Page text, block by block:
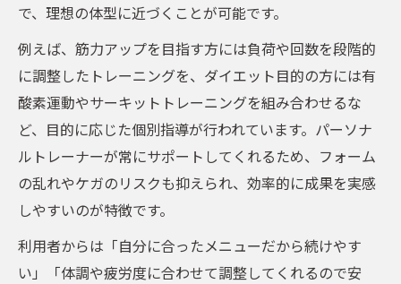
で、理想の体型に近づくことが可能です。
例えば、筋力アップを目指す方には負荷や回数を段階的
に調整したトレーニングを、ダイエット目的の方には有
酸素運動やサーキットトレーニングを組み合わせるな
ど、目的に応じた個別指導が行われています。パーソナ
ルトレーナーが常にサポートしてくれるため、フォーム
の乱れやケガのリスクも抑えられ、効率的に成果を実感
しやすいのが特徴です。
利用者からは「自分に合ったメニューだから続けやす
い」「体調や疲労度に合わせて調整してくれるので安